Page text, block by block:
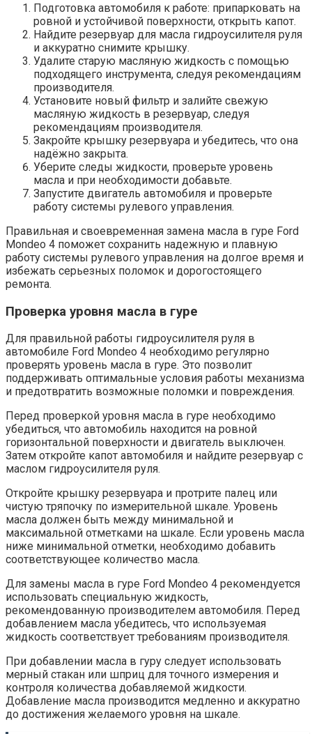
Подготовка автомобиля к работе: припарковать на
ровной и устойчивой поверхности, открыть капот.
Найдите резервуар для масла гидроусилителя руля
и аккуратно снимите крышку.
Удалите старую масляную жидкость с помощью
подходящего инструмента, следуя рекомендациям
производителя.
Установите новый фильтр и залийте свежую
масляную жидкость в резервуар, следуя
рекомендациям производителя.
Закройте крышку резервуара и убедитесь, что она
надёжно закрыта.
Уберите следы жидкости, проверьте уровень
масла и при необходимости добавьте.
Запустите двигатель автомобиля и проверьте
работу системы рулевого управления.
Правильная и своевременная замена масла в гуре Ford
Mondeo 4 поможет сохранить надежную и плавную
работу системы рулевого управления на долгое время и
избежать серьезных поломок и дорогостоящего
ремонта.
Проверка уровня масла в гуре
Для правильной работы гидроусилителя руля в
автомобиле Ford Mondeo 4 необходимо регулярно
проверять уровень масла в гуре. Это позволит
поддерживать оптимальные условия работы механизма
и предотвратить возможные поломки и повреждения.
Перед проверкой уровня масла в гуре необходимо
убедиться, что автомобиль находится на ровной
горизонтальной поверхности и двигатель выключен.
Затем откройте капот автомобиля и найдите резервуар с
маслом гидроусилителя руля.
Откройте крышку резервуара и протрите палец или
чистую тряпочку по измерительной шкале. Уровень
масла должен быть между минимальной и
максимальной отметками на шкале. Если уровень масла
ниже минимальной отметки, необходимо добавить
соответствующее количество масла.
Для замены масла в гуре Ford Mondeo 4 рекомендуется
использовать специальную жидкость,
рекомендованную производителем автомобиля. Перед
добавлением масла убедитесь, что используемая
жидкость соответствует требованиям производителя.
При добавлении масла в гуру следует использовать
мерный стакан или шприц для точного измерения и
контроля количества добавляемой жидкости.
Добавление масла производится медленно и аккуратно
до достижения желаемого уровня на шкале.